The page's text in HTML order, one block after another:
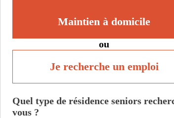
Maintien à domicile
ou
Je recherche un emploi
Quel type de résidence seniors
vous ?